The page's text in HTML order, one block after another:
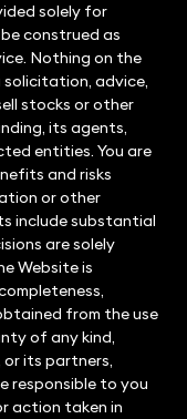
solely for
construed as
Nothing on the
solicitation, advice,
stocks or other
its agents,
entities. You are
and risks
or other
include substantial
are solely
Website is
from the use
of any kind,
or its partners,
responsible to you
action taken in